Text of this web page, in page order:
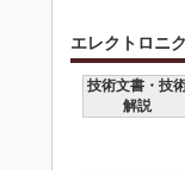
エレクトロニ
技術文書・技
解説